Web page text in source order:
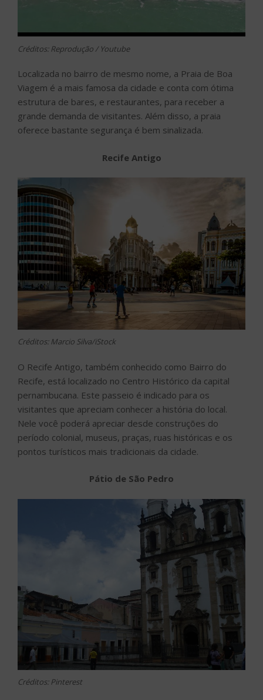
Créditos: Reprodução / Youtube
Localizada no bairro de mesmo nome, a Praia de Boa
Viagem é a mais famosa da cidade e conta com ótima
estrutura de bares, e restaurantes, para receber a
grande demanda de visitantes. Além disso, a praia
oferece bastante segurança é bem sinalizada.
Recife Antigo
Créditos: Marcio Silva/iStock
O Recife Antigo, também conhecido como Bairro do
Recife, está localizado no Centro Histórico da capital
pernambucana. Este passeio é indicado para os
visitantes que apreciam conhecer a história do local.
Nele você poderá apreciar desde construções do
período colonial, museus, praças, ruas históricas e os
pontos turísticos mais tradicionais da cidade.
Pátio de São Pedro
Créditos: Pinterest